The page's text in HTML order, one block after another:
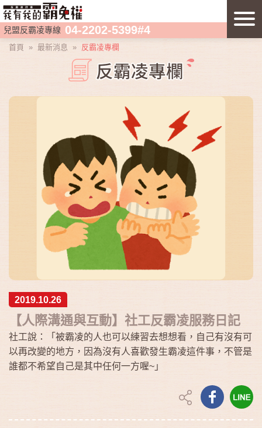
兒盟反霸凌專線 04-2202-5399#4
首頁 » 最新消息 » 反霸凌專欄
2019.10.26
【人際溝通與互動】社工反霸凌服務日記
社工說：「被霸凌的人也可以練習去想想看，自己有沒有可
以再改變的地方，因為沒有人喜歡發生霸凌這件事，不管是
誰都不希望自己是其中任何一方喔~」